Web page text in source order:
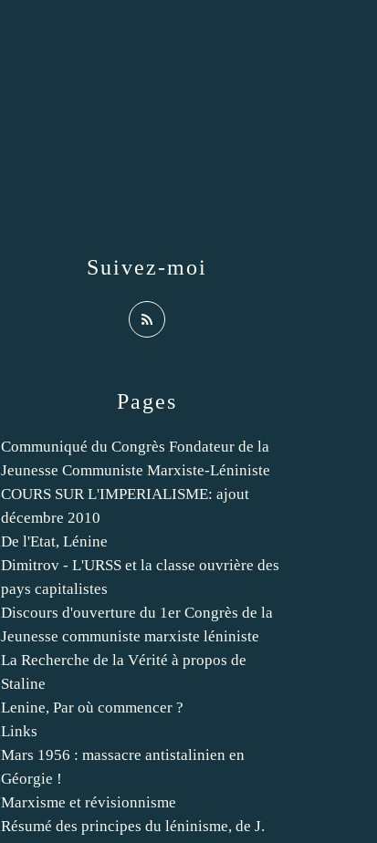
Pages
Communiqué du Congrès Fondateur de la
Jeunesse Communiste Marxiste-Léniniste
COURS SUR L'IMPERIALISME: ajout
décembre 2010
De l'Etat, Lénine
Dimitrov - L'URSS et la classe ouvrière des
pays capitalistes
Discours d'ouverture du 1er Congrès de la
Jeunesse communiste marxiste léniniste
La Recherche de la Vérité à propos de
Staline
Lenine, Par où commencer ?
Links
Mars 1956 : massacre antistalinien en
Géorgie !
Marxisme et révisionnisme
Résumé des principes du léninisme, de J.
Suivez-moi